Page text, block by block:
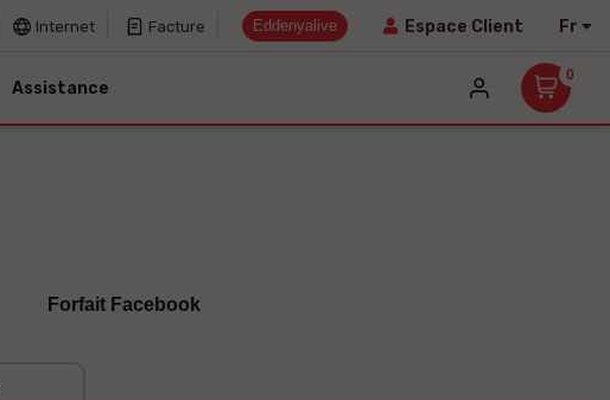
Internet Facture Eddenyalive Espace Client Fr
Assistance
0
Forfait Facebook